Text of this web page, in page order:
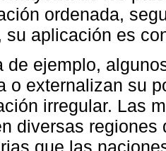
ordenada,
su aplicación es
de ejemplo,
o externalizan su
irregular. Las
diversas
que las